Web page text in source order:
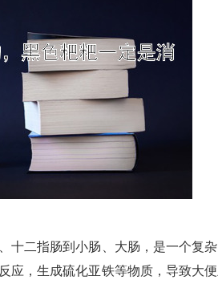
二指肠到小肠、大肠，是一个复
，生成硫化亚铁等物质，导致大